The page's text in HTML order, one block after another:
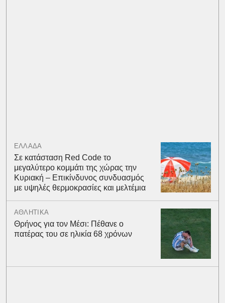
ΕΛΛΑΔΑ
Σε κατάσταση Red Code το
μεγαλύτερο κομμάτι της χώρας την
Κυριακή – Επικίνδυνος συνδυασμός
με υψηλές θερμοκρασίες και μελτέμια
ΑΘΛΗΤΙΚΑ
Θρήνος για τον Μέσι: Πέθανε ο
πατέρας του σε ηλικία 68 χρόνων